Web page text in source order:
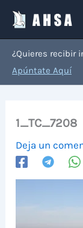
contenido
¿Quieres recibir
Apúntate Aquí
1_TC_7208
Deja un